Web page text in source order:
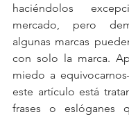
haciéndolos
mercado, pero
algunas marcas
con solo la marca.
miedo a
este artículo está
frases o eslóganes